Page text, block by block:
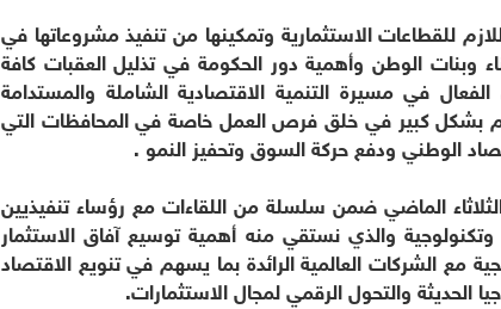
للقطاعات الاستثمارية وتمكينها من تنفيذ مشروعاتها في
وبنات الوطن وأهمية دور الحكومة في تذليل العقبات كافة
في مسيرة التنمية الاقتصادية الشاملة والمستدامة
بشكل كبير في خلق فرص العمل خاصة في المحافظات التي
الوطني ودفع حركة السوق وتحفيز النمو .
الماضي ضمن سلسلة من اللقاءات مع رؤساء تنفيذيين
والذي نستقي منه أهمية توسيع آفاق الاستثمار
مع الشركات العالمية الرائدة بما يسهم في تنويع الاقتصاد
الحديثة والتحول الرقمي لمجال الاستثمارات.